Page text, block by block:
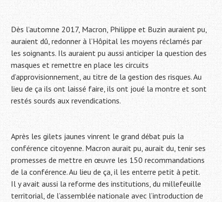
Dès l’automne 2017, Macron, Philippe et Buzin auraient pu,
auraient dû, redonner à l’Hôpital les moyens réclamés par
les soignants. Ils auraient pu aussi anticiper la question des
masques et remettre en place les circuits
d’approvisionnement, au titre de la gestion des risques. Au
lieu de ça ils ont laissé faire, ils ont joué la montre et sont
restés sourds aux revendications.
Après les gilets jaunes vinrent le grand débat puis la
conférence citoyenne. Macron aurait pu, aurait du, tenir ses
promesses de mettre en œuvre les 150 recommandations
de la conférence. Au lieu de ça, il les enterre petit à petit.
Il y avait aussi la reforme des institutions, du millefeuille
territorial, de l’assemblée nationale avec l’introduction de